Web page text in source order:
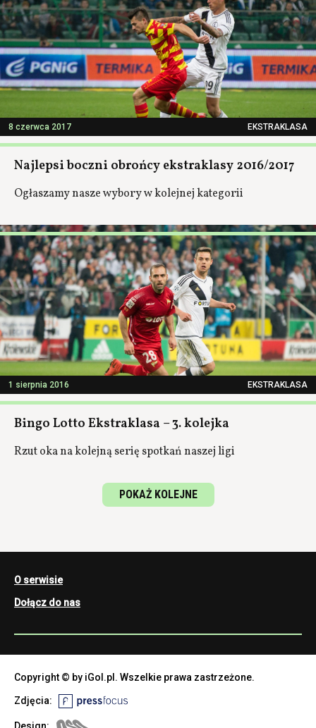
8 czerwca 2017 EKSTRAKLASA
Najlepsi boczni obrońcy ekstraklasy 2016/2017
Ogłaszamy nasze wybory w kolejnej kategorii
1 sierpnia 2016 EKSTRAKLASA
Bingo Lotto Ekstraklasa – 3. kolejka
Rzut oka na kolejną serię spotkań naszej ligi
POKAŻ KOLEJNE
O serwisie
Dołącz do nas
Copyright © by iGol.pl. Wszelkie prawa zastrzeżone.
Zdjęcia:
Design: